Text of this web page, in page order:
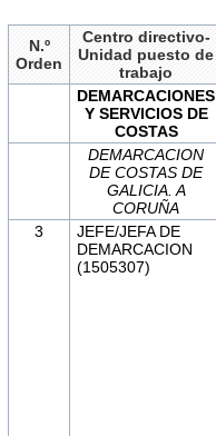
N.º
Orden
Centro directivo-
Unidad puesto de
trabajo
DEMARCACIONES
Y SERVICIOS DE
COSTAS
DEMARCACION
DE COSTAS DE
GALICIA. A
CORUÑA
3
JEFE/JEFA DE
DEMARCACION
(1505307)